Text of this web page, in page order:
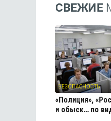
СВЕЖИЕ
БЕЗОПАСНОСТЬ
«Полиция»,
и обыск… по